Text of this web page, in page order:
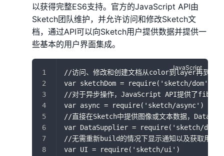
以获得完整ES6支持。官方的JavaScript API由
Sketch团队维护，并允许访问和修改Sketch文
档，通过API可以向Sketch用户提供数据并提供一
些基本的用户界面集成。
//访问、修改和创建文档从color到layer再到
var sketchDom = require('sketch/dom')
//对于异步操作，JavaScript API提供了
var async = require('sketch/async')
//直接在Sketch中提供图像或文本数据，
var DataSupplier = require('sketch/
//无需重新build的情况下显示通知以及获取用户
var UI = require('sketch/ui')